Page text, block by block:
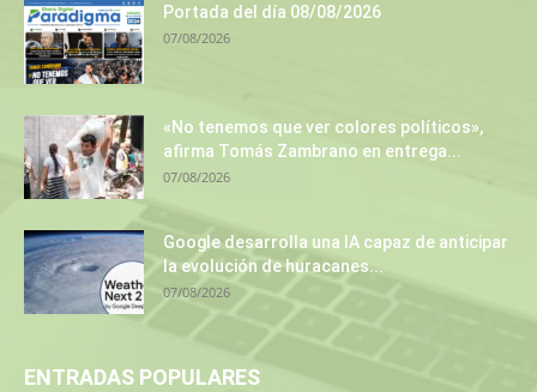
Portada del día 08/08/2026
07/08/2026
«No tenemos que ver colores políticos»,
afirma Tomás Zambrano en entrega...
07/08/2026
Google desarrolla una IA capaz de anticipar
la evolución de huracanes...
07/08/2026
ENTRADAS POPULARES